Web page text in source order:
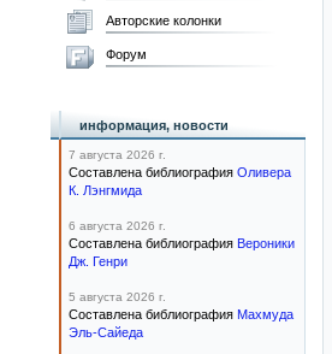
Авторские колонки
Форум
информация, новости
7 августа 2026 г.
Составлена библиография Оливера
К. Лэнгмида
6 августа 2026 г.
Составлена библиография Вероники
Дж. Генри
5 августа 2026 г.
Составлена библиография Махмуда
Эль-Сайеда